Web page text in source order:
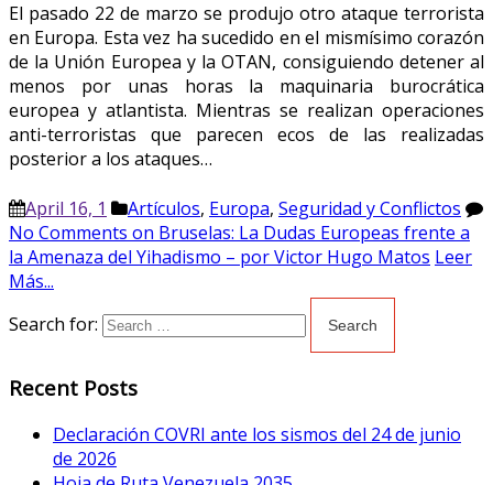
El pasado 22 de marzo se produjo otro ataque terrorista
en Europa. Esta vez ha sucedido en el mismísimo corazón
de la Unión Europea y la OTAN, consiguiendo detener al
menos por unas horas la maquinaria burocrática
europea y atlantista. Mientras se realizan operaciones
anti-terroristas que parecen ecos de las realizadas
posterior a los ataques…
April 16, 1 Artículos, Europa, Seguridad y Conflictos
No Comments on Bruselas: La Dudas Europeas frente a
la Amenaza del Yihadismo – por Victor Hugo Matos Leer
Más...
Search for:
Recent Posts
Declaración COVRI ante los sismos del 24 de junio
de 2026